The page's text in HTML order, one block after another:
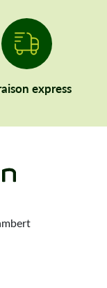
express